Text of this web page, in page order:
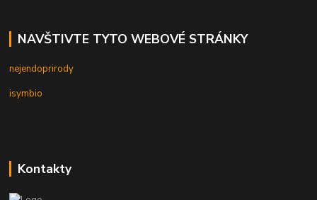
NAVŠTIVTE TYTO WEBOVÉ STRÁNKY
nejendoprirody
isymbio
Kontakty